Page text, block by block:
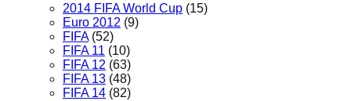
2014 FIFA World Cup (15)
Euro 2012 (9)
FIFA(52)
FIFA 11 (10)
FIFA 12 (63)
FIFA 13 (48)
FIFA 14 (82)